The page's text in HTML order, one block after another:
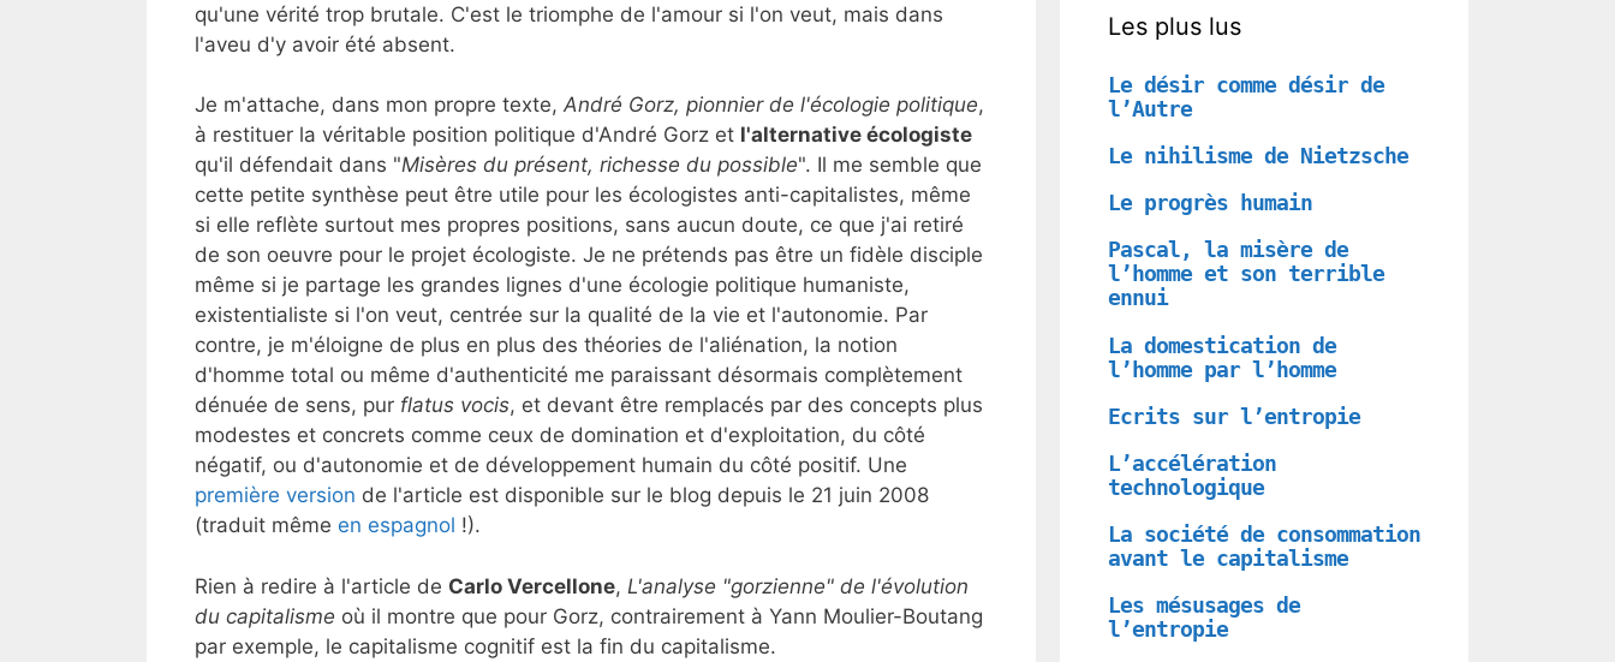
qu'une vérité trop brutale. C'est le triomphe de l'amour si l'on veut, mais dans
l'aveu d'y avoir été absent.
Je m'attache, dans mon propre texte, André Gorz, pionnier de l'écologie politique,
à restituer la véritable position politique d'André Gorz et l'alternative écologiste
qu'il défendait dans "Misères du présent, richesse du possible". Il me semble que
cette petite synthèse peut être utile pour les écologistes anti-capitalistes, même
si elle reflète surtout mes propres positions, sans aucun doute, ce que j'ai retiré
de son oeuvre pour le projet écologiste. Je ne prétends pas être un fidèle disciple
même si je partage les grandes lignes d'une écologie politique humaniste,
existentialiste si l'on veut, centrée sur la qualité de la vie et l'autonomie. Par
contre, je m'éloigne de plus en plus des théories de l'aliénation, la notion
d'homme total ou même d'authenticité me paraissant désormais complètement
dénuée de sens, pur flatus vocis, et devant être remplacés par des concepts plus
modestes et concrets comme ceux de domination et d'exploitation, du côté
négatif, ou d'autonomie et de développement humain du côté positif. Une
première version de l'article est disponible sur le blog depuis le 21 juin 2008
(traduit même en espagnol !).
Rien à redire à l'article de Carlo Vercellone, L'analyse "gorzienne" de l'évolution
du capitalisme où il montre que pour Gorz, contrairement à Yann Moulier-Boutang
par exemple, le capitalisme cognitif est la fin du capitalisme.
Les plus lus
Le désir comme désir de
l’Autre
Le nihilisme de Nietzsche
Le progrès humain
Pascal, la misère de
l’homme et son terrible
ennui
La domestication de
l’homme par l’homme
Ecrits sur l’entropie
L’accélération
technologique
La société de consommation
avant le capitalisme
Les mésusages de
l’entropie